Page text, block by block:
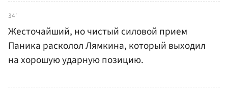
34'
Жесточайший, но чистый силовой прием
Паника расколол Лямкина, который выходил
на хорошую ударную позицию.